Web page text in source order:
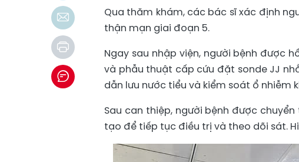
Qua thăm khám, các bác sĩ xác định
thận mạn giai đoạn 5.
Ngay sau nhập viện, người bệnh được
và phẫu thuật cấp cứu đặt sonde JJ
dẫn lưu nước tiểu và kiểm soát ổ nhiễm
Sau can thiệp, người bệnh được
tạo để tiếp tục điều trị và theo dõi sát.